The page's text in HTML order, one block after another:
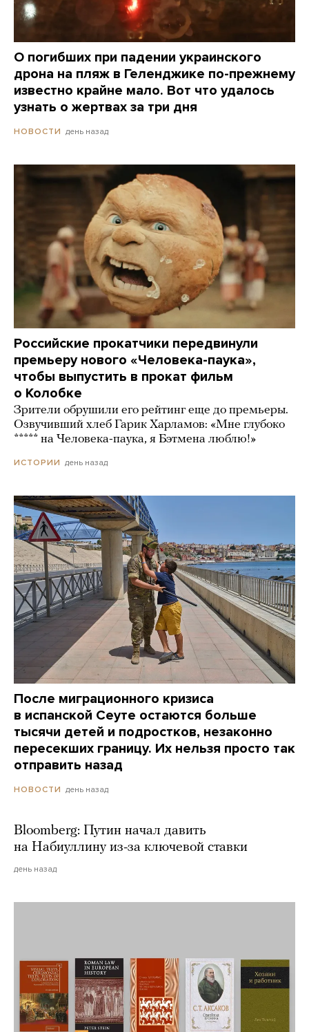
О погибших при падении украинского
дрона на пляж в Геленджике по-прежнему
известно крайне мало. Вот что удалось
узнать о жертвах за три дня
НОВОСТИ день назад
Российские прокатчики передвинули
премьеру нового «Человека-паука»,
чтобы выпустить в прокат фильм
о Колобке
Зрители обрушили его рейтинг еще до премьеры.
Озвучивший хлеб Гарик Харламов: «Мне глубоко
***** на Человека-паука, я Бэтмена люблю!»
ИСТОРИИ день назад
После миграционного кризиса
в испанской Сеуте остаются больше
тысячи детей и подростков, незаконно
пересекших границу. Их нельзя просто так
отправить назад
НОВОСТИ день назад
Bloomberg: Путин начал давить
на Набиуллину из-за ключевой ставки
день назад